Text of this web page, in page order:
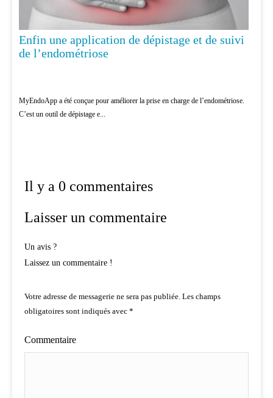
Enfin une application de dépistage et de suivi
de l’endométriose
MyEndoApp a été conçue pour améliorer la prise en charge de l’endométriose.
C’est un outil de dépistage e...
Il y a 0 commentaires
Laisser un commentaire
Un avis ?
Laissez un commentaire !
Votre adresse de messagerie ne sera pas publiée. Les champs
obligatoires sont indiqués avec *
Commentaire